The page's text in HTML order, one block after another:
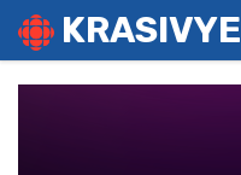
KRASIVYE